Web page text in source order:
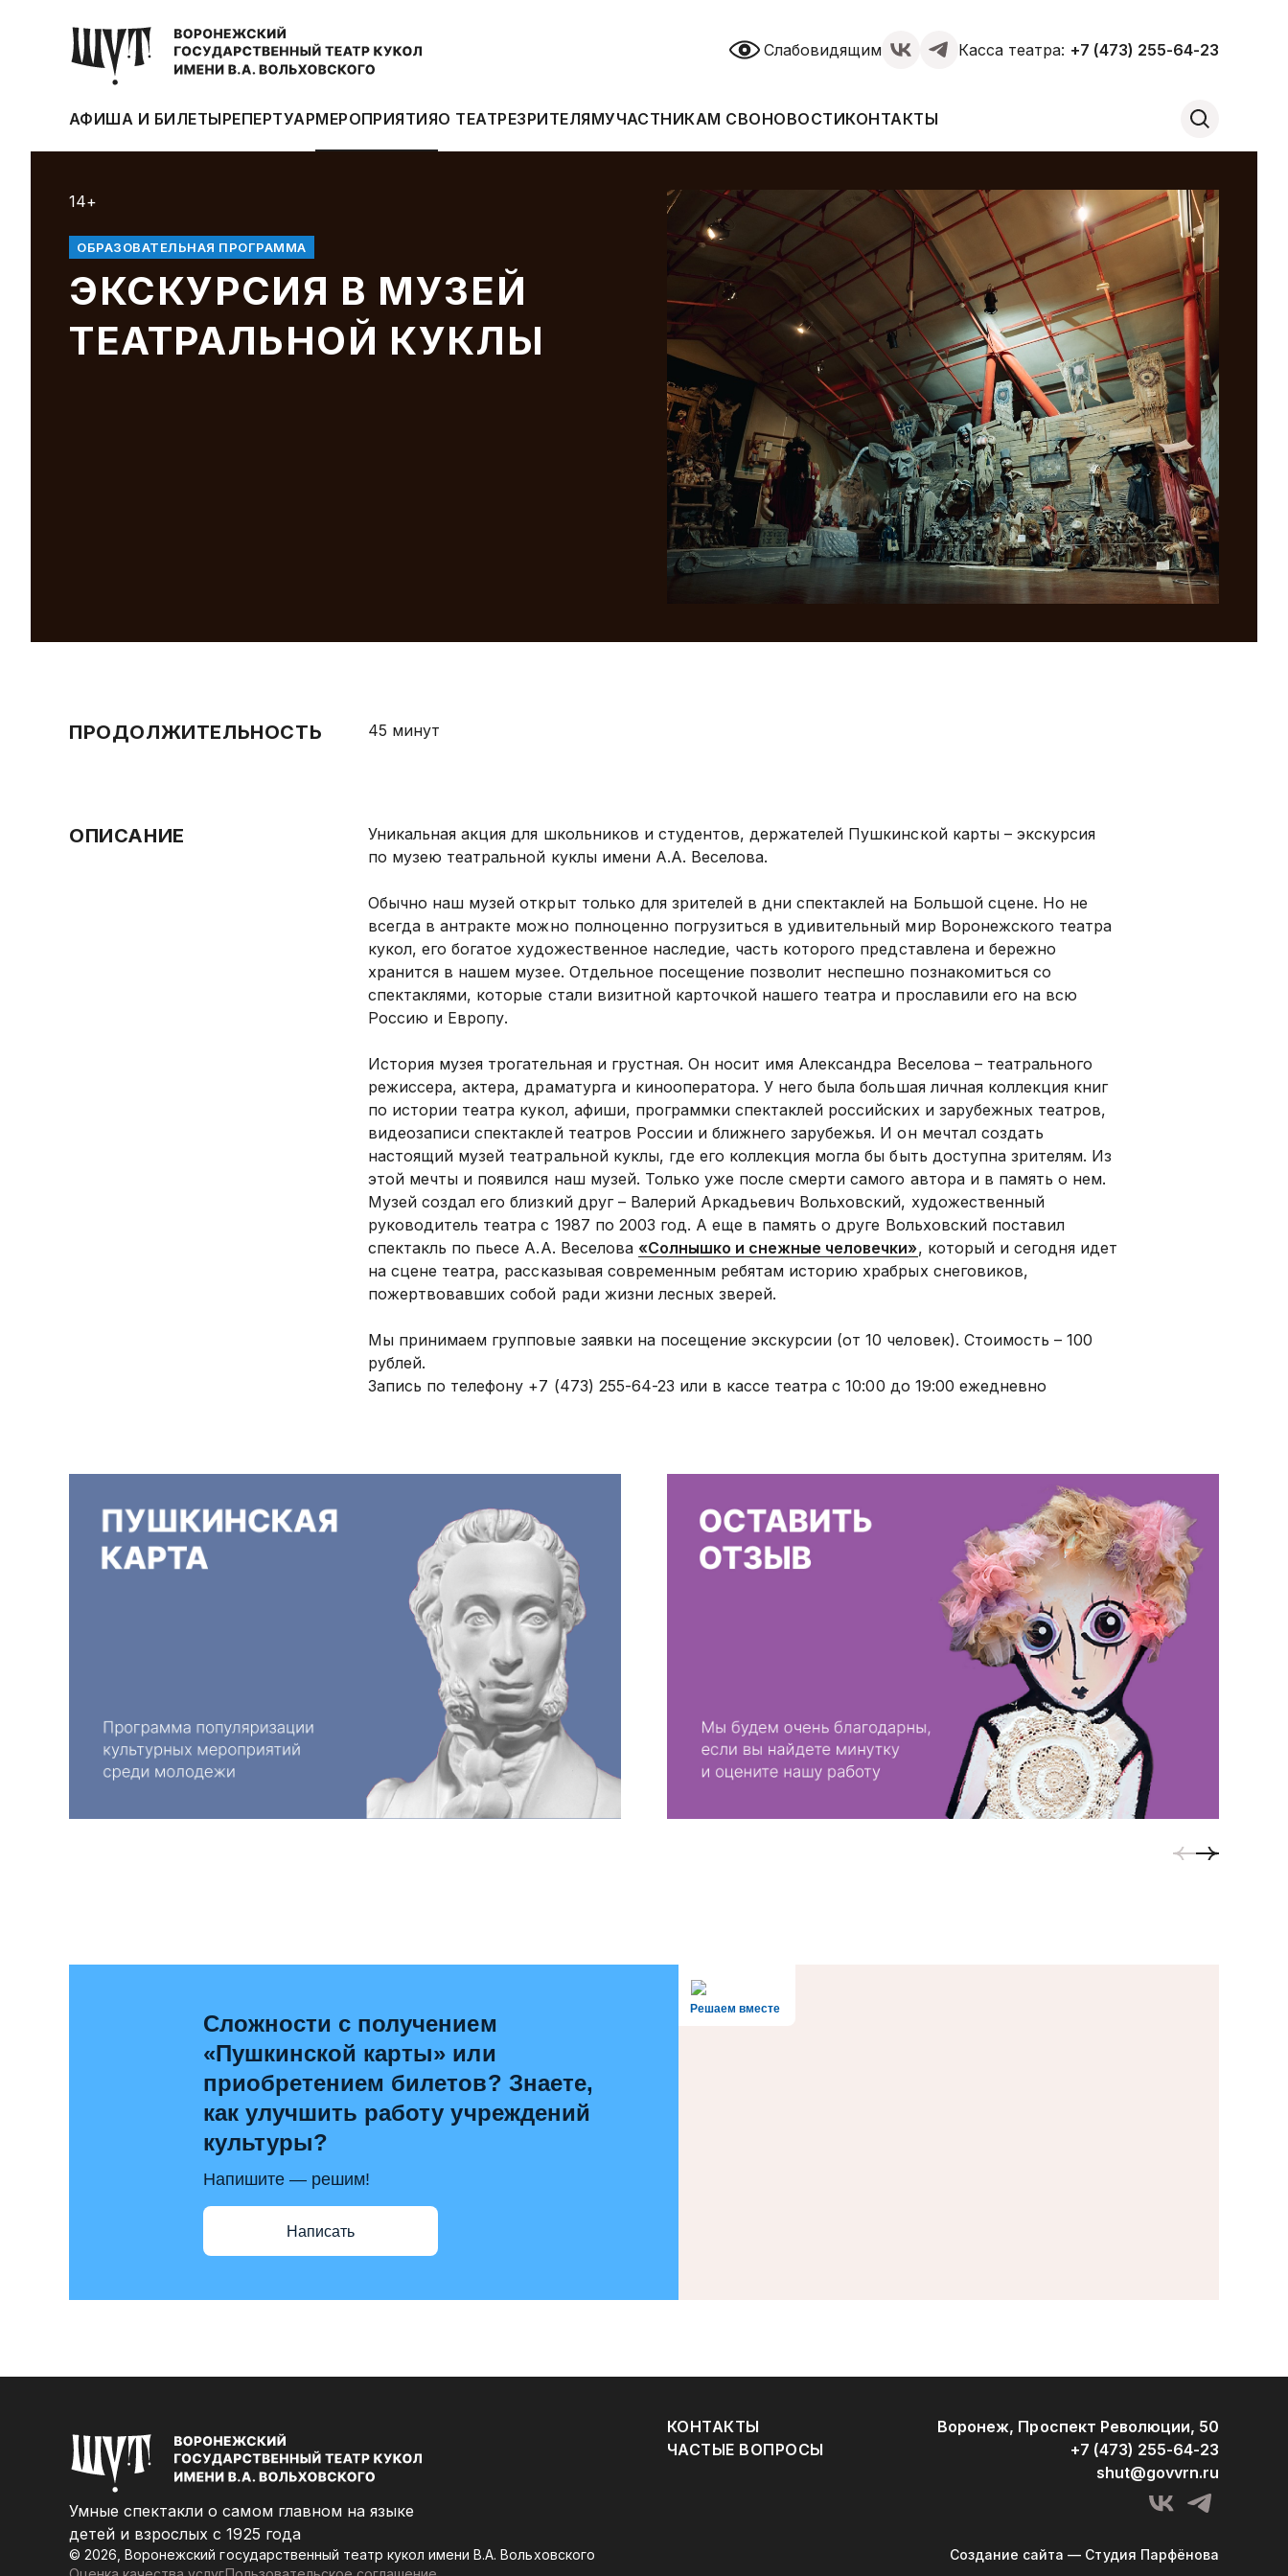
Cлабовидящим Касса театра: +7 (473) 255-64-23
АФИША И БИЛЕТЫРЕПЕРТУАРМЕРОПРИЯТИЯО ТЕАТРЕЗРИТЕЛЯМУЧАСТНИКАМ СВОНОВОСТИКОНТАКТЫ
14+
ОБРАЗОВАТЕЛЬНАЯ ПРОГРАММА
ЭКСКУРСИЯ В МУЗЕЙ
ТЕАТРАЛЬНОЙ КУКЛЫ
ПРОДОЛЖИТЕЛЬНОСТЬ 45 минут
ОПИСАНИЕ
Уникальная акция для школьников и студентов, держателей Пушкинской карты – экскурсия
по музею театральной куклы имени А.А. Веселова.
Обычно наш музей открыт только для зрителей в дни спектаклей на Большой сцене. Но не
всегда в антракте можно полноценно погрузиться в удивительный мир Воронежского театра
кукол, его богатое художественное наследие, часть которого представлена и бережно
хранится в нашем музее. Отдельное посещение позволит неспешно познакомиться со
спектаклями, которые стали визитной карточкой нашего театра и прославили его на всю
Россию и Европу.
История музея трогательная и грустная. Он носит имя Александра Веселова – театрального
режиссера, актера, драматурга и кинооператора. У него была большая личная коллекция книг
по истории театра кукол, афиши, программки спектаклей российских и зарубежных театров,
видеозаписи спектаклей театров России и ближнего зарубежья. И он мечтал создать
настоящий музей театральной куклы, где его коллекция могла бы быть доступна зрителям. Из
этой мечты и появился наш музей. Только уже после смерти самого автора и в память о нем.
Музей создал его близкий друг – Валерий Аркадьевич Вольховский, художественный
руководитель театра с 1987 по 2003 год. А еще в память о друге Вольховский поставил
спектакль по пьесе А.А. Веселова «Солнышко и снежные человечки», который и сегодня идет
на сцене театра, рассказывая современным ребятам историю храбрых снеговиков,
пожертвовавших собой ради жизни лесных зверей.
Мы принимаем групповые заявки на посещение экскурсии (от 10 человек). Стоимость – 100
рублей.
Запись по телефону +7 (473) 255-64-23 или в кассе театра с 10:00 до 19:00 ежедневно
Решаем вместе
Сложности с получением
«Пушкинской карты» или
приобретением билетов? Знаете,
как улучшить работу учреждений
культуры?
Напишите — решим!
Написать
Умные спектакли о самом главном на языке
детей и взрослых с 1925 года
Воронеж, Проспект Революции, 50
+7 (473) 255-64-23
shut@govvrn.ru
КОНТАКТЫ
ЧАСТЫЕ ВОПРОСЫ
© 2026, Воронежский государственный театр кукол имени В.А. Вольховского
Создание сайта — Студия Парфёнова